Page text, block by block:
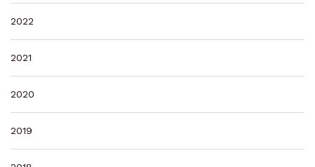
2022
2021
2020
2019